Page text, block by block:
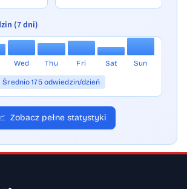
(7 dni)
Wed Thu Fri Sat Sun
Średnio 175 odwiedzin/dzień
Zobacz pełne statystyki